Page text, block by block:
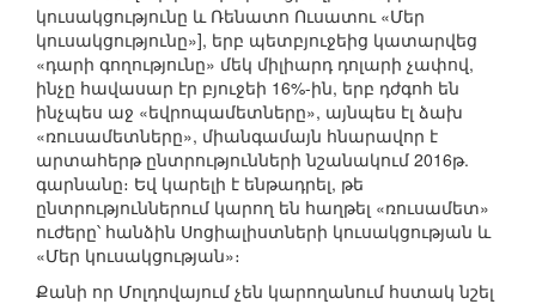
կուսակցությունը և Ռենատո Ուսատու «Մեր
կուսակցությունը»], երբ պետբյուջեից կատարվեց
«դարի գողությունը» մեկ միլիարդ դոլարի չափով,
ինչը հավասար էր բյուջեի 16%-ին, երբ դժգոհ են
ինչպես աջ «եվրոպամետները», այնպես էլ ձախ
«ռուսամետները», միանգամայն հնարավոր է
արտահերթ ընտրությունների նշանակում 2016թ.
գարնանը։ Եվ կարելի է ենթադրել, թե
ընտրություններում կարող են հաղթել «ռուսամետ»
ուժերը՝ հանձին Սոցիալիստների կուսակցության և
«Մեր կուսակցության»։
Քանի որ Մոլդովայում չեն կարողանում հստակ նշել